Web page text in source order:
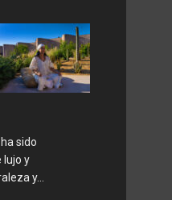
sido
lujo y
y...